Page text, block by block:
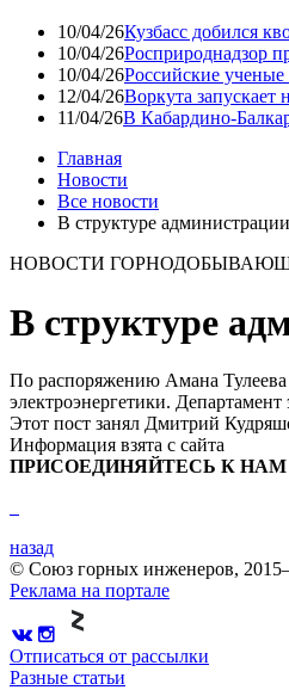
10/04/26Кузбасс добился
10/04/26Росприроднадзор
10/04/26Российские ученые
12/04/26Воркута
11/04/26В Кабардино-
Главная
Новости
Все новости
В структуре
НОВОСТИ
В структуре
По распоряжению Амана Тулеева
электроэнергетики.
Этот пост занял Дмитрий
Информация взята с сайта
ПРИСОЕДИНЯЙТЕСЬ К НАМ
назад
© Союз горных инженеров,
Реклама на портале
Отписаться от рассылки
Разные статьи